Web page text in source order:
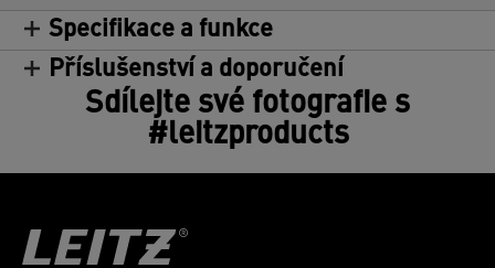
Specifikace a funkce
Příslušenství a doporučení
Sdílejte své fotografie s
#leitzproducts